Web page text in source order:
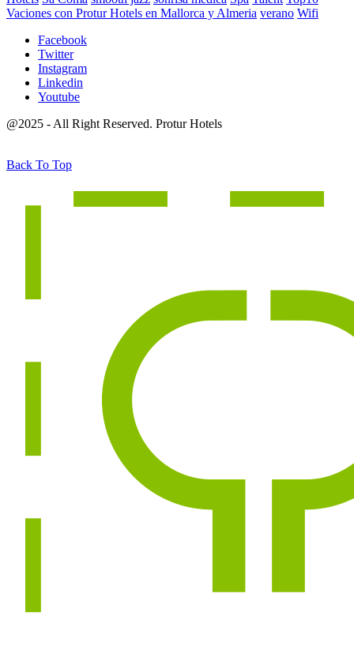
Vaciones con Protur Hotels en Mallorca y Almeria verano Wifi
Facebook
Twitter
Instagram
Linkedin
Youtube
@2025 - All Right Reserved. Protur Hotels
Back To Top